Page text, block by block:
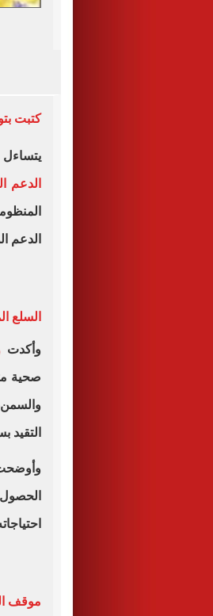
كتبت
الدعم
الدعم
السلع
وأكدت
صحية
التقيد
موقف